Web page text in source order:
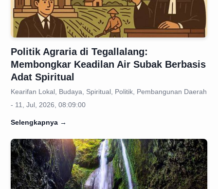
Politik Agraria di Tegallalang:
Membongkar Keadilan Air Subak Berbasis
Adat Spiritual
Kearifan Lokal, Budaya, Spiritual, Politik, Pembangunan Daerah
- 11, Jul, 2026, 08:09:00
Selengkapnya →